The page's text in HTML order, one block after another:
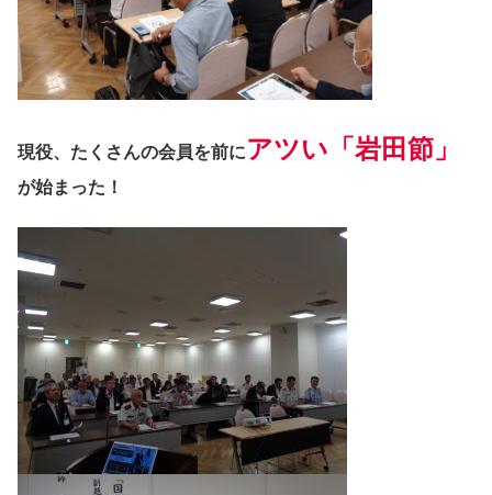
現役、たくさんの会員を前にアツい「岩田節」
が始まった！